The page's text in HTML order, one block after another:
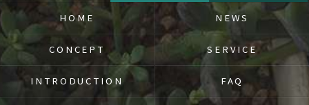
HOME NEWS
CONCEPT SERVICE
INTRODUCTION FAQ